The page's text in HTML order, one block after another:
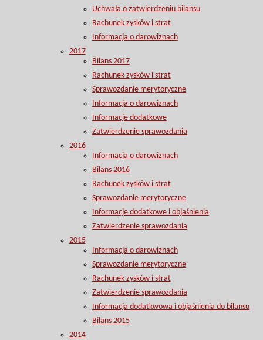
Uchwała o zatwierdzeniu bilansu
Rachunek zysków i strat
Informacja o darowiznach
2017
Bilans 2017
Rachunek zysków i strat
Sprawozdanie merytoryczne
Informacja o darowiznach
Informacje dodatkowe
Zatwierdzenie sprawozdania
2016
Informacja o darowiznach
Bilans 2016
Rachunek zysków i strat
Sprawozdanie merytoryczne
Informacje dodatkowe i objaśnienia
Zatwierdzenie sprawozdania
2015
Informacja o darowiznach
Sprawozdanie merytoryczne
Rachunek zysków i strat
Zatwierdzenie sprawozdania
Informacja dodatkwowa i objaśnienia do bilansu
Bilans 2015
2014